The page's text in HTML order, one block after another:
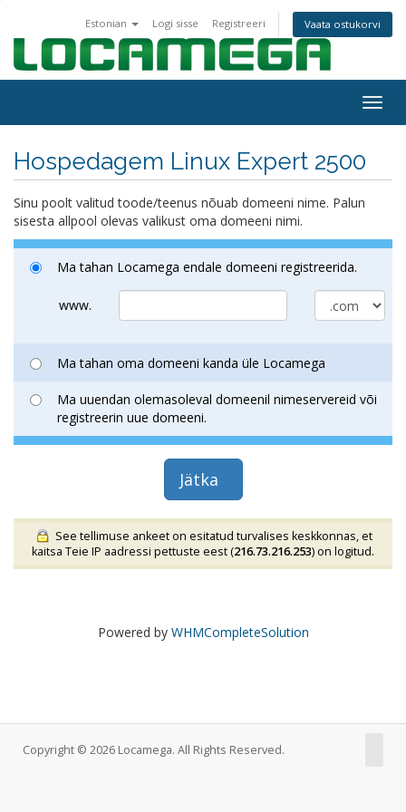
Estonian Logi sisse Registreeri Vaata ostukorvi
Hospedagem Linux Expert 2500
Sinu poolt valitud toode/teenus nõuab domeeni nime. Palun
sisesta allpool olevas valikust oma domeeni nimi.
Ma tahan Locamega endale domeeni registreerida.
www.
Ma tahan oma domeeni kanda üle Locamega
Ma uuendan olemasoleval domeenil nimeservereid või
registreerin uue domeeni.
Jätka
See tellimuse ankeet on esitatud turvalises keskkonnas, et
kaitsa Teie IP aadressi pettuste eest (216.73.216.253) on logitud.
Powered by WHMCompleteSolution
Copyright © 2026 Locamega. All Rights Reserved.